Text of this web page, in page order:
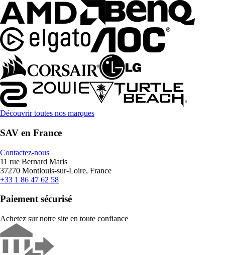
Découvrir toutes nos marques
SAV en France
Contactez-nous
11 rue Bernard Maris
37270 Montlouis-sur-Loire, France
+33 1 86 47 62 58
Paiement sécurisé
Achetez sur notre site en toute confiance